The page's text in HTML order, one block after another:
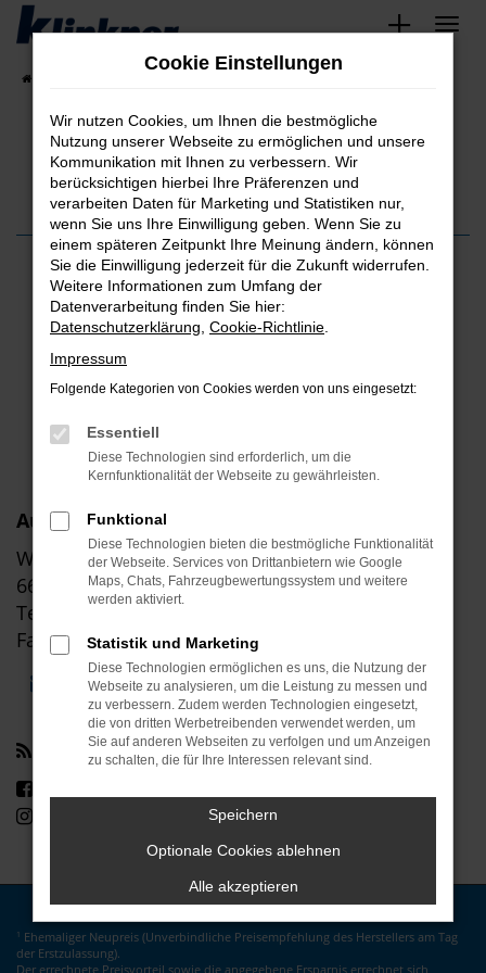
Zum
springen
Einen angenehmeren Autokauf hatte ich bisher noch nicht in
meinem Leben. Alle Beteiligten waren sehr freundlich und
wussten auch sehr gut über das gekaufte Auto bescheid. Das
Autohaus war leider ein gutes Stück von mir entfernt, aber es hat
sich am ende definitiv gelohnt und ich würde hier jederzeit
wieder ein Auto bei Herrn Küpper kaufen!
WEITERE KUNDENSTIMMEN LESEN
Autohaus Klinkner GmbH
Wolfsborn 50-56
66679 Losheim am See
Tel: +49 6872 91400
Fax: +49 6872 91486
E-Mail schreiben Unsere Öffnungszeiten
Social Media
Besuchen Sie uns auf Instagram
1 Ehemaliger Neupreis (Unverbindliche Preisempfehlung des Herstellers am Tag
der Erstzulassung).
Der errechnete Preisvorteil sowie die angegebene Ersparnis errechnet sich
Cookie Einstellungen
Wir nutzen Cookies, um Ihnen die bestmögliche
Nutzung unserer Webseite zu ermöglichen und unsere
Kommunikation mit Ihnen zu verbessern. Wir
berücksichtigen hierbei Ihre Präferenzen und
verarbeiten Daten für Marketing und Statistiken nur,
wenn Sie uns Ihre Einwilligung geben. Wenn Sie zu
einem späteren Zeitpunkt Ihre Meinung ändern, können
Sie die Einwilligung jederzeit für die Zukunft widerrufen.
Weitere Informationen zum Umfang der
Datenverarbeitung finden Sie hier:
Datenschutzerklärung Cookie-Richtlinie
Impressum
Folgende Kategorien von Cookies werden von uns eingesetzt:
Essentiell
Diese Technologien sind erforderlich, um die
Kernfunktionalität der Webseite zu gewährleisten.
Funktional
Diese Technologien bieten die bestmögliche Funktionalität
der Webseite. Services von Drittanbietern wie Google
Maps, Chats, Fahrzeugbewertungssystem und weitere
werden aktiviert.
Statistik und Marketing
Diese Technologien ermöglichen es uns, die Nutzung der
Webseite zu analysieren, um die Leistung zu messen und
zu verbessern. Zudem werden Technologien eingesetzt,
die von dritten Werbetreibenden verwendet werden, um
Sie auf anderen Webseiten zu verfolgen und um Anzeigen
zu schalten, die für Ihre Interessen relevant sind.
Speichern
Optionale Cookies ablehnen
Alle akzeptieren